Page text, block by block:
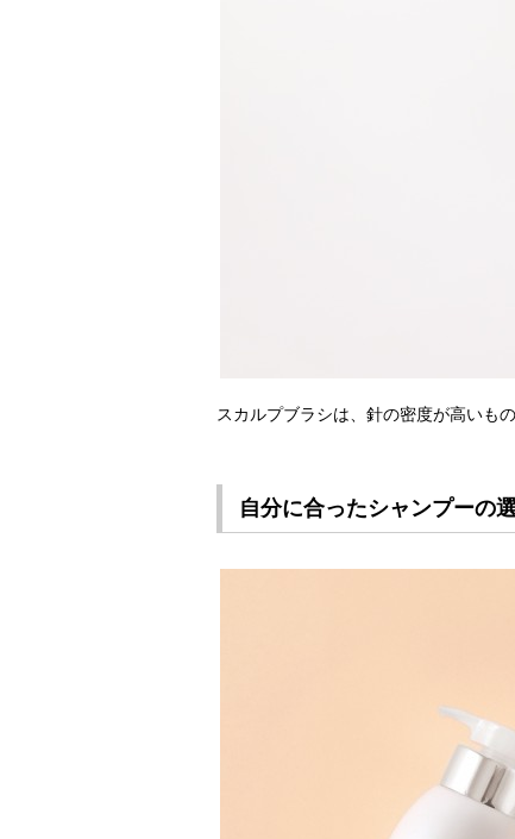
スカルプブラシは、針の密度が高いも
自分に合ったシャンプーの